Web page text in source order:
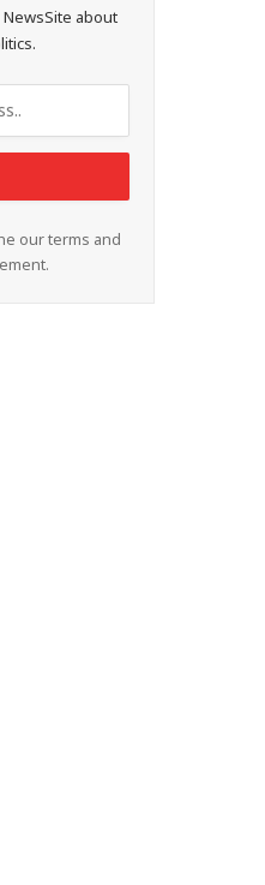
about
our terms and